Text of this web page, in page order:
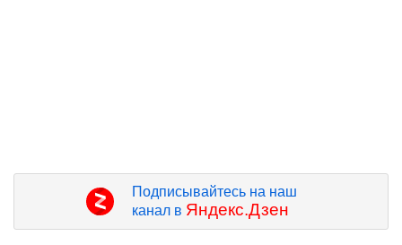
Подписывайтесь на наш
канал в Яндекс.Дзен